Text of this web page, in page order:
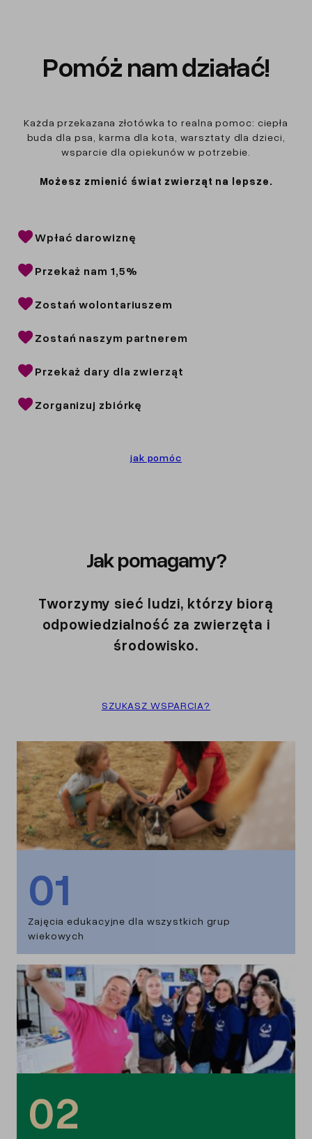
Pomóż nam działać!
Każda przekazana złotówka to realna pomoc: ciepła
buda dla psa, karma dla kota, warsztaty dla dzieci,
wsparcie dla opiekunów w potrzebie.
Możesz zmienić świat zwierząt na lepsze.
Wpłać darowiznę
Przekaż nam 1,5%
Zostań wolontariuszem
Zostań naszym partnerem
Przekaż dary dla zwierząt
Zorganizuj zbiórkę
jak pomóc
Jak pomagamy?
Tworzymy sieć ludzi, którzy biorą
odpowiedzialność za zwierzęta i
środowisko.
SZUKASZ WSPARCIA?
01
Zajęcia edukacyjne dla wszystkich grup
wiekowych
02